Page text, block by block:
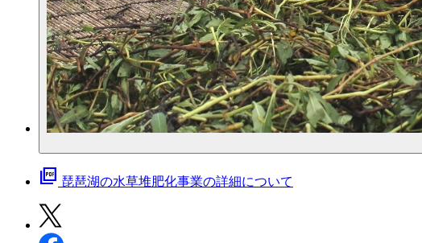
picture_as_pdf 琵琶湖の水草堆肥化事業の詳細について